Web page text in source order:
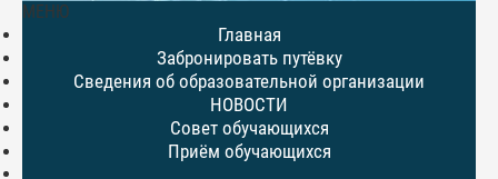
МЕНЮ
Главная
Забронировать путёвку
Сведения об образовательной организации
НОВОСТИ
Совет обучающихся
Приём обучающихся